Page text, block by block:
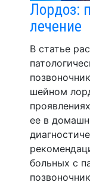
Лордоз:
лечение
В статье
шейном
ее в
больных с